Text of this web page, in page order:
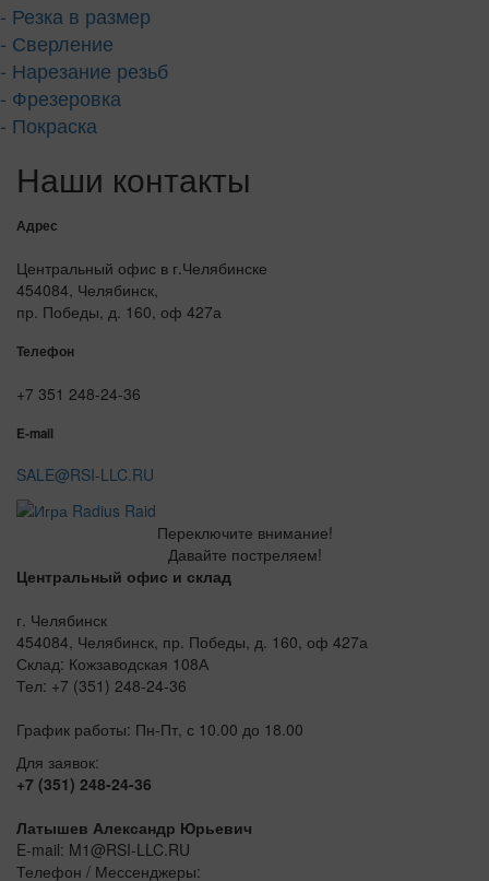
- Резка в размер
- Сверление
- Нарезание резьб
- Фрезеровка
- Покраска
Наши контакты
Адрес
Центральный офис в г.Челябинске
454084, Челябинск,
пр. Победы, д. 160, оф 427а
Телефон
+7 351 248-24-36
E-mail
SALE@RSI-LLC.RU
Переключите внимание!
Давайте постреляем!
Центральный офис и склад
г. Челябинск
454084, Челябинск, пр. Победы, д. 160, оф 427а
Склад: Кожзаводская 108А
Тел: +7 (351) 248-24-36
График работы: Пн-Пт, с 10.00 до 18.00
Для заявок:
+7 (351) 248-24-36
Латышев Александр Юрьевич
E-mail: M1@RSI-LLC.RU
Телефон / Мессенджеры: